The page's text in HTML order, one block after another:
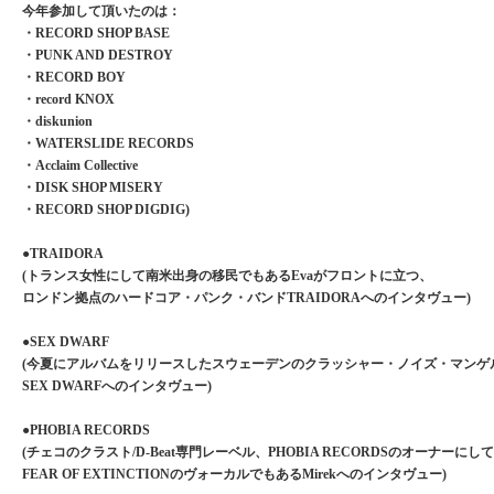
今年参加して頂いたのは：
・RECORD SHOP BASE
・PUNK AND DESTROY
・RECORD BOY
・record KNOX
・diskunion
・WATERSLIDE RECORDS
・Acclaim Collective
・DISK SHOP MISERY
・RECORD SHOP DIGDIG)
●TRAIDORA
(トランス女性にして南米出身の移民でもあるEvaがフロントに立つ、
ロンドン拠点のハードコア・パンク・バンドTRAIDORAへのインタヴュー)
●SEX DWARF
(今夏にアルバムをリリースしたスウェーデンのクラッシャー・ノイズ・マンゲ
SEX DWARFへのインタヴュー)
●PHOBIA RECORDS
(チェコのクラスト/D-Beat専門レーベル、PHOBIA RECORDSのオーナーにして
FEAR OF EXTINCTIONのヴォーカルでもあるMirekへのインタヴュー)